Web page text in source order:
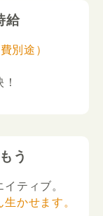
給
別途）
う
ティブ。
かせます。